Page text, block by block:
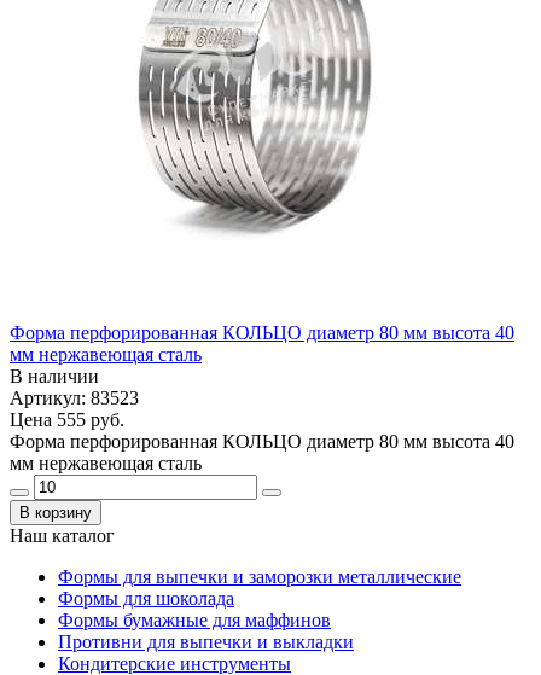
Форма перфорированная КОЛЬЦО диаметр 80 мм высота 40
мм нержавеющая сталь
В наличии
Артикул: 83523
Цена 555 руб.
Форма перфорированная КОЛЬЦО диаметр 80 мм высота 40
мм нержавеющая сталь
В корзину
Наш каталог
Формы для выпечки и заморозки металлические
Формы для шоколада
Формы бумажные для маффинов
Противни для выпечки и выкладки
Кондитерские инструменты